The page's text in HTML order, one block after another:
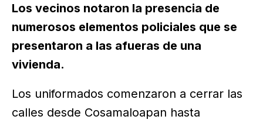
Los vecinos notaron la presencia de
numerosos elementos policiales que se
presentaron a las afueras de una
vivienda.
Los uniformados comenzaron a cerrar las
calles desde Cosamaloapan hasta